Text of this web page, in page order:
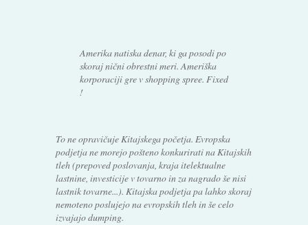
Amerika natiska denar, ki ga posodi po
skoraj nični obrestni meri. Ameriška
korporaciji gre v shopping spree. Fixed
!
To ne opravičuje Kitajskega početja. Evropska
podjetja ne morejo pošteno konkurirati na Kitajskih
tleh (prepoved poslovanja, kraja itelektualne
lastnine, investicije v tovarno in za nagrado še nisi
lastnik tovarne...). Kitajska podjetja pa lahko skoraj
nemoteno poslujejo na evropskih tleh in še celo
izvajajo dumping.